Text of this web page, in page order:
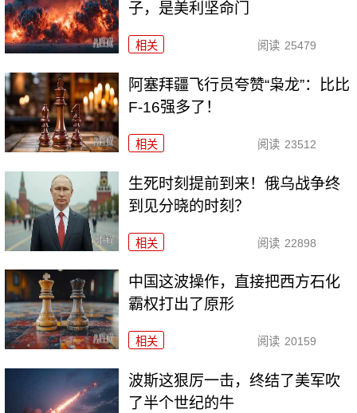
子，是美利坚命门
相关 阅读 25479
阿塞拜疆飞行员夸赞“枭龙”：比比
F-16强多了！
相关 阅读 23512
生死时刻提前到来！俄乌战争终
到见分晓的时刻？
相关 阅读 22898
中国这波操作，直接把西方石化
霸权打出了原形
相关 阅读 20159
波斯这狠厉一击，终结了美军吹
了半个世纪的牛